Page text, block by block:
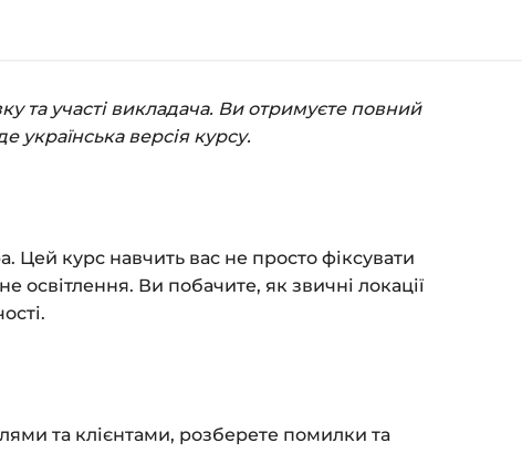
способом (більше 8 способів оплати).
на курс прийде вам на email.
info@siluette.com.uaабо в чат на сайті.
та участі викладача. Ви отримуєте повний
українська версія курсу.
Цей курс навчить вас не просто фіксувати
освітлення. Ви побачите, як звичні локації
та клієнтами, розберете помилки та